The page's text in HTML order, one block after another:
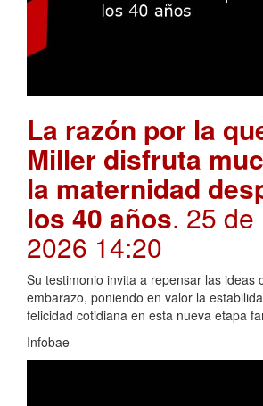
La razón por la
Miller disfruta
la maternidad
los 40 años. 25 de
2026 14:20
Su testimonio invita a repensar las ideas
embarazo, poniendo en valor la
felicidad cotidiana en esta nueva etapa
Infobae